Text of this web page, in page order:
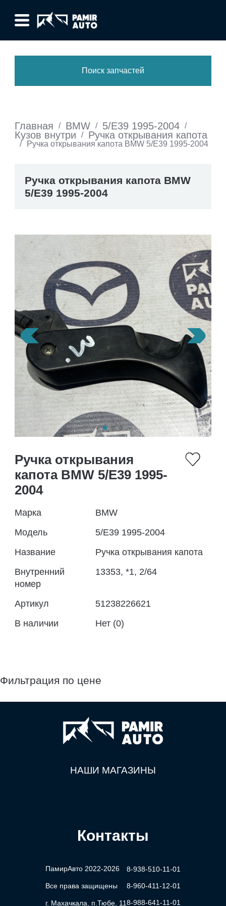
Поиск запчастей
Главная / BMW / 5/E39 1995-2004 /
Кузов внутри / Ручка открывания капота
/ Ручка открывания капота BMW 5/E39 1995-2004
Ручка открывания капота BMW
5/E39 1995-2004
Ручка открывания
капота BMW 5/E39 1995-
2004
Марка
BMW
Модель
5/E39 1995-2004
Название
Ручка открывания капота
Внутренний
номер
13353, *1, 2/64
Артикул
51238226621
В наличии
Нет (0)
Фильтрация по цене
НАШИ МАГАЗИНЫ
Контакты
ПамирАвто 2022-2026
Все права защищены
г. Махачкала, п.Тюбе, 11
8-938-510-11-01
8-960-411-12-01
8-988-641-11-01